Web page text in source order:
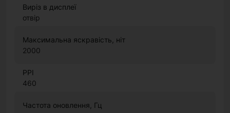
Виріз в дисплеї
отвір
Максимальна яскравість, ніт
2000
PPI
460
Частота оновлення, Гц